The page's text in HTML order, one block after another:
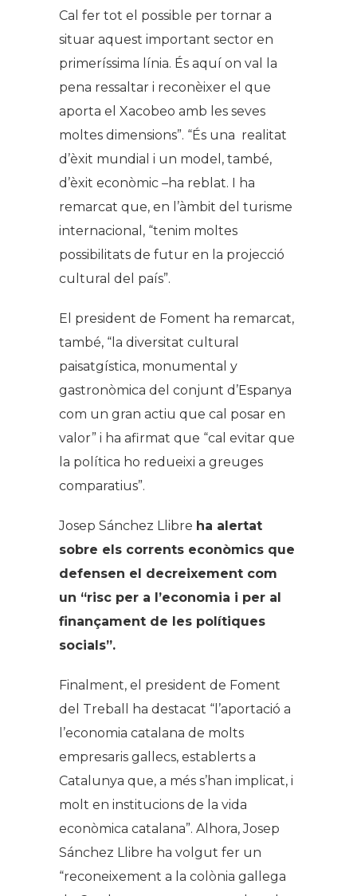
Cal fer tot el possible per tornar a
situar aquest important sector en
primeríssima línia. És aquí on val la
pena ressaltar i reconèixer el que
aporta el Xacobeo amb les seves
moltes dimensions”. “És una realitat
d’èxit mundial i un model, també,
d’èxit econòmic –ha reblat. I ha
remarcat que, en l’àmbit del turisme
internacional, “tenim moltes
possibilitats de futur en la projecció
cultural del país”.
El president de Foment ha remarcat,
també, “la diversitat cultural
paisatgística, monumental y
gastronòmica del conjunt d’Espanya
com un gran actiu que cal posar en
valor” i ha afirmat que “cal evitar que
la política ho redueixi a greuges
comparatius”.
Josep Sánchez Llibre ha alertat
sobre els corrents econòmics que
defensen el decreixement com
un “risc per a l’economia i per al
finançament de les polítiques
socials”.
Finalment, el president de Foment
del Treball ha destacat “l’aportació a
l’economia catalana de molts
empresaris gallecs, establerts a
Catalunya que, a més s’han implicat, i
molt en institucions de la vida
econòmica catalana”. Alhora, Josep
Sánchez Llibre ha volgut fer un
“reconeixement a la colònia gallega